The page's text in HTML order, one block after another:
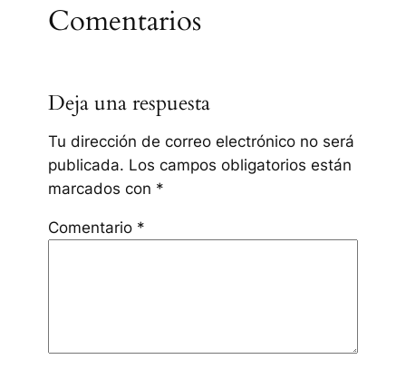
Comentarios
Deja una respuesta
Tu dirección de correo electrónico no será
publicada. Los campos obligatorios están
marcados con *
Comentario *